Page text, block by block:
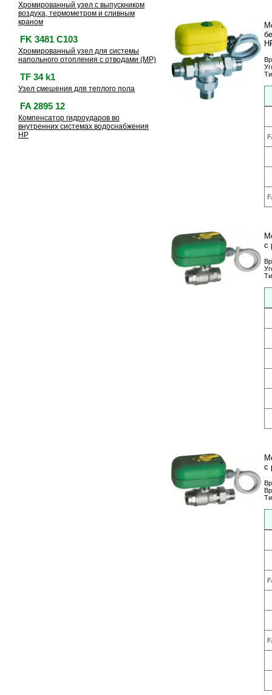
Хромированный узел с выпускником
воздуха, термометром и сливным
краном
FK 3481 C103
Хромированный узел для системы
напольного отопления с отводами (МР)
TF 34 k1
Узел смешения для теплого пола
FA 2895 12
Компенсатор гидроударов во
внутренних системах водоснабжения
НР
с
с